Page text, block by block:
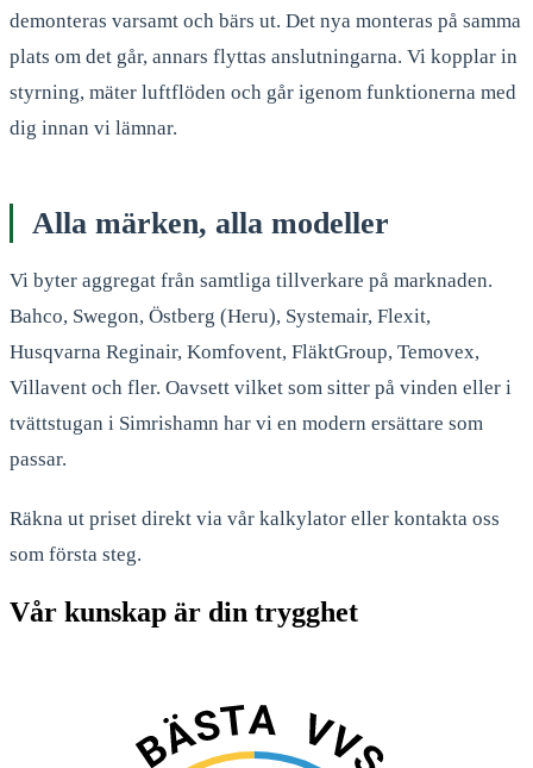
demonteras varsamt och bärs ut. Det nya monteras på samma
plats om det går, annars flyttas anslutningarna. Vi kopplar in
styrning, mäter luftflöden och går igenom funktionerna med
dig innan vi lämnar.
Alla märken, alla modeller
Vi byter aggregat från samtliga tillverkare på marknaden.
Bahco, Swegon, Östberg (Heru), Systemair, Flexit,
Husqvarna Reginair, Komfovent, FläktGroup, Temovex,
Villavent och fler. Oavsett vilket som sitter på vinden eller i
tvättstugan i Simrishamn har vi en modern ersättare som
passar.
Räkna ut priset direkt via vår kalkylator eller kontakta oss
som första steg.
Vår kunskap är din trygghet